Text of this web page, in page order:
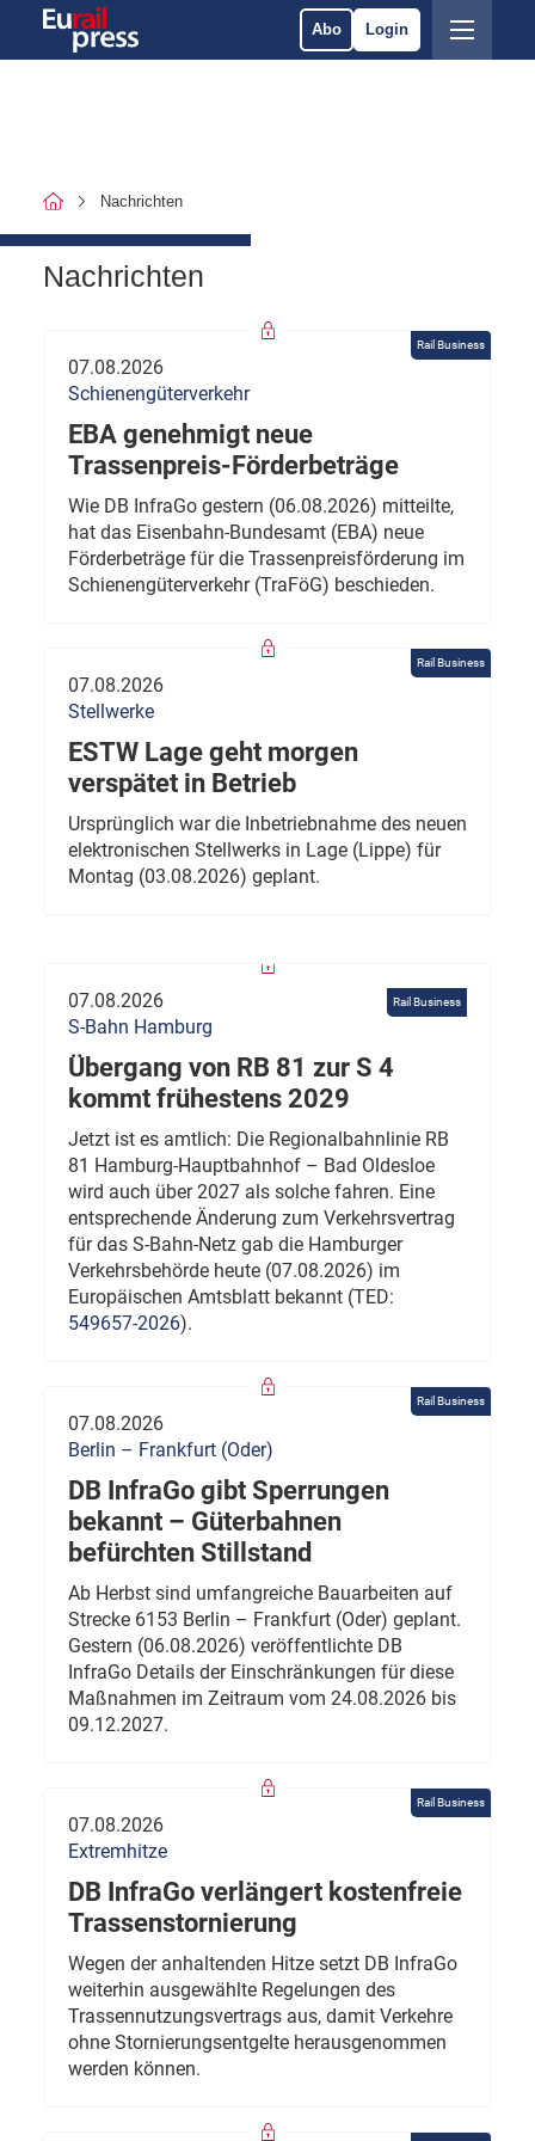
Abo Login
Nachrichten
Nachrichten
Rail Business
07.08.2026
Schienengüterverkehr
EBA genehmigt neue
Trassenpreis-Förderbeträge
Wie DB InfraGo gestern (06.08.2026) mitteilte,
hat das Eisenbahn-Bundesamt (EBA) neue
Förderbeträge für die Trassenpreisförderung im
Schienengüterverkehr (TraFöG) beschieden.
Rail Business
07.08.2026
Stellwerke
ESTW Lage geht morgen
verspätet in Betrieb
Ursprünglich war die Inbetriebnahme des neuen
elektronischen Stellwerks in Lage (Lippe) für
Montag (03.08.2026) geplant.
Rail Business
07.08.2026
S-Bahn Hamburg
Übergang von RB 81 zur S 4
kommt frühestens 2029
Jetzt ist es amtlich: Die Regionalbahnlinie RB
81 Hamburg-Hauptbahnhof – Bad Oldesloe
wird auch über 2027 als solche fahren. Eine
entsprechende Änderung zum Verkehrsvertrag
für das S-Bahn-Netz gab die Hamburger
Verkehrsbehörde heute (07.08.2026) im
Europäischen Amtsblatt bekannt (TED:
549657-2026).
Rail Business
07.08.2026
Berlin – Frankfurt (Oder)
DB InfraGo gibt Sperrungen
bekannt – Güterbahnen
befürchten Stillstand
Ab Herbst sind umfangreiche Bauarbeiten auf
Strecke 6153 Berlin – Frankfurt (Oder) geplant.
Gestern (06.08.2026) veröffentlichte DB
InfraGo Details der Einschränkungen für diese
Maßnahmen im Zeitraum vom 24.08.2026 bis
09.12.2027.
Rail Business
07.08.2026
Extremhitze
DB InfraGo verlängert kostenfreie
Trassenstornierung
Wegen der anhaltenden Hitze setzt DB InfraGo
weiterhin ausgewählte Regelungen des
Trassennutzungsvertrags aus, damit Verkehre
ohne Stornierungsentgelte herausgenommen
werden können.